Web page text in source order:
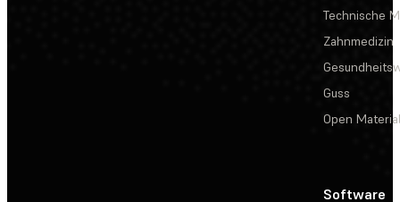
Technische
Zahnmedizin
Guss
Open
Software